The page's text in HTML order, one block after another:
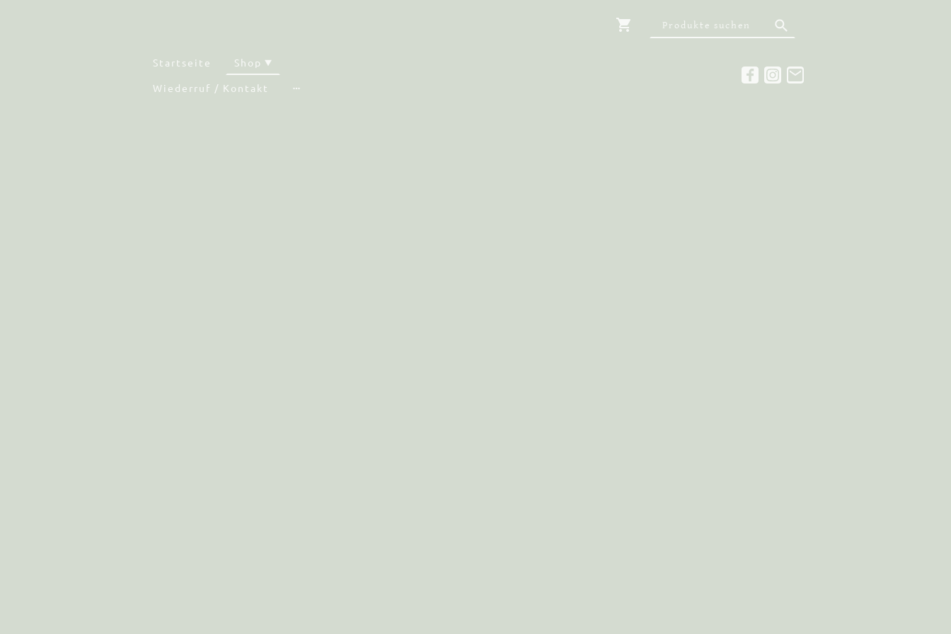
Startseite Shop
Wiederruf / Kontakt